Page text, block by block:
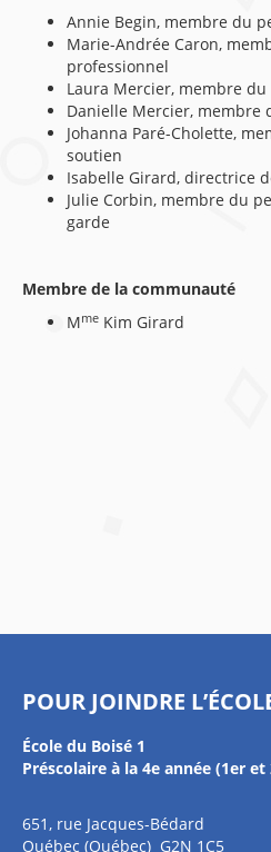
Annie Begin, membre du
Marie-Andrée Caron,
professionnel
Laura Mercier, membre
Danielle Mercier, membre
Johanna Paré-Cholette,
soutien
Isabelle Girard, directrice
Julie Corbin, membre du
garde
Membre de la communauté
Mme Kim Girard
POUR JOINDRE
École du Boisé 1
Préscolaire à la 4e année (1er et
651, rue Jacques-Bédard
Québec (Québec) G2N 1C5